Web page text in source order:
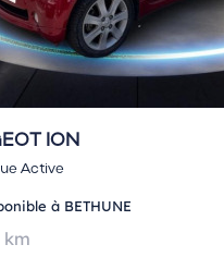
ION
Active
à BETHUNE
km